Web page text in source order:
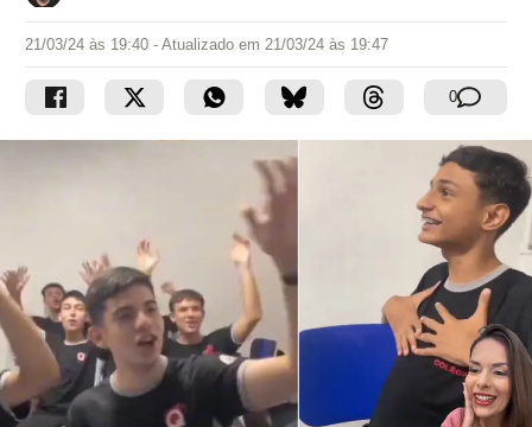
21/03/24 às 19:40 - Atualizado em 21/03/24 às 19:47
0